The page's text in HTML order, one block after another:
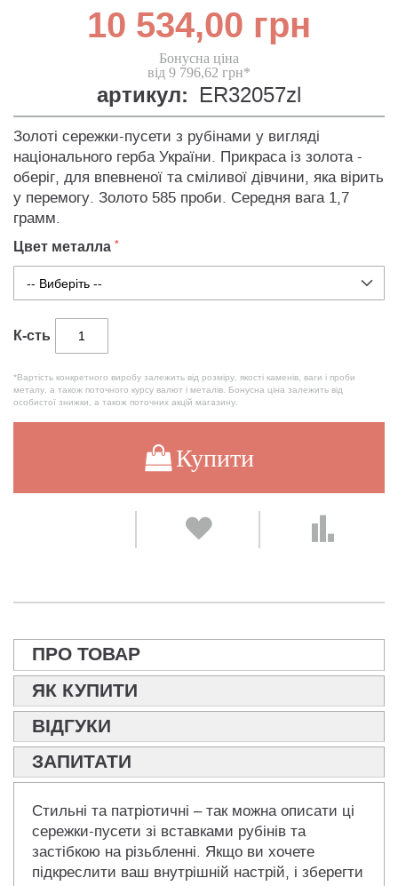
10 534,00 грн
Бонусна ціна
від 9 796,62 грн*
артикул: ER32057zl
Золоті сережки-пусети з рубінами у вигляді
національного герба України. Прикраса із золота -
оберіг, для впевненої та сміливої дівчини, яка вірить
у перемогу. Золото 585 проби. Середня вага 1,7
грамм.
Цвет металла
К-сть
*Вартість конкретного виробу залежить від розміру, якості каменів, ваги і проби
металу, а також поточного курсу валют і металів. Бонусна ціна залежить від
особистої знижки, а також поточних акцій магазину.
Купити
ПРО ТОВАР
ЯК КУПИТИ
ВІДГУКИ
ЗАПИТАТИ
Стильні та патріотичні – так можна описати ці
сережки-пусети зі вставками рубінів та
застібкою на різьбленні. Якщо ви хочете
підкреслити ваш внутрішній настрій, і зберегти